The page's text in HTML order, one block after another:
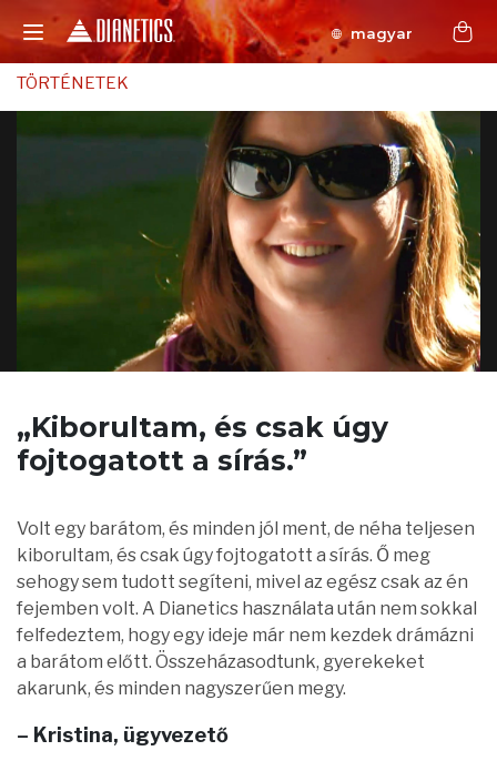
magyar
TÖRTÉNETEK
„Kiborultam, és csak úgy
fojtogatott a sírás.”
Volt egy barátom, és minden jól ment, de néha teljesen
kiborultam, és csak úgy fojtogatott a sírás. Ő meg
sehogy sem tudott segíteni, mivel az egész csak az én
fejemben volt. A Dianetics használata után nem sokkal
felfedeztem, hogy egy ideje már nem kezdek drámázni
a barátom előtt. Összeházasodtunk, gyerekeket
akarunk, és minden nagyszerűen megy.
– Kristina, ügyvezető